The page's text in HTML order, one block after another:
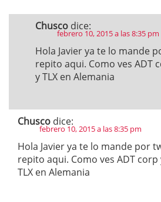
Chusco dice:
febrero 10, 2015 a las 8:35 pm
Hola Javier ya te lo mande
repito aqui. Como ves ADT
y TLX en Alemania
Chusco dice:
febrero 10, 2015 a las 8:35 pm
Hola Javier ya te lo mande por
repito aqui. Como ves ADT corp
TLX en Alemania